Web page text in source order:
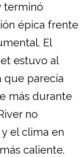
terminó
épica frente
El
estuvo al
que parecía
más durante
no
el clima en
caliente.